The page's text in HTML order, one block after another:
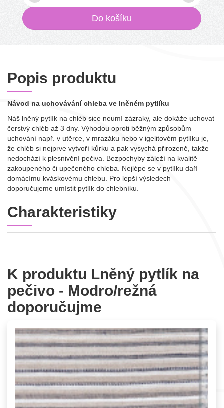
Do košíku
Popis produktu
Návod na uchovávání chleba ve lněném pytlíku
Náš lněný pytlík na chléb sice neumí zázraky, ale dokáže uchovat
čerstvý chléb až 3 dny. Výhodou oproti běžným způsobům
uchování např. v utěrce, v mrazáku nebo v igelitovém pytlíku je,
že chléb si nejprve vytvoří kůrku a pak vysychá přirozeně, takže
nedochází k plesnivění pečiva. Bezpochyby záleží na kvalitě
zakoupeného či upečeného chleba. Nejlépe se v pytlíku daří
domácímu kváskovému chlebu. Pro lepší výsledech
doporučujeme umístit pytlík do chlebníku.
Charakteristiky
K produktu Lněný pytlík na
pečivo - Modro/režná
doporučujme